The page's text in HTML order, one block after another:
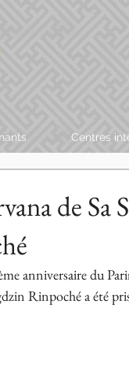
Centres
de Sa
anniversaire du
Rinpoché a été